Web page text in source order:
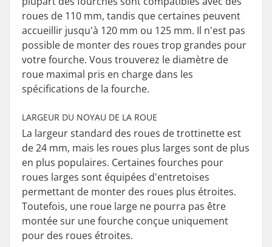
roues de 110 mm, tandis que certaines peuvent
accueillir jusqu'à 120 mm ou 125 mm. Il n'est pas
possible de monter des roues trop grandes pour
votre fourche. Vous trouverez le diamètre de
roue maximal pris en charge dans les
spécifications de la fourche.
LARGEUR DU NOYAU DE LA ROUE
La largeur standard des roues de trottinette est
de 24 mm, mais les roues plus larges sont de plus
en plus populaires. Certaines fourches pour
roues larges sont équipées d'entretoises
permettant de monter des roues plus étroites.
Toutefois, une roue large ne pourra pas être
montée sur une fourche conçue uniquement
pour des roues étroites.